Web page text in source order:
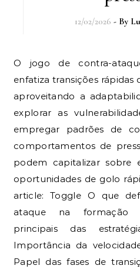
12/02/2026 - By
O jogo de contra-ataque na formação 3-5-2
enfatiza transições rápidas
aproveitando a
explorar as
empregar padrões de
comportamentos de
podem capitalizar sobre
oportunidades de golo
article: Toggle O que
ataque na formação
principais das
Importância da
Papel das fases de